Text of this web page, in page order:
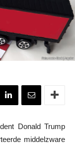
Donald Trump
middelzware